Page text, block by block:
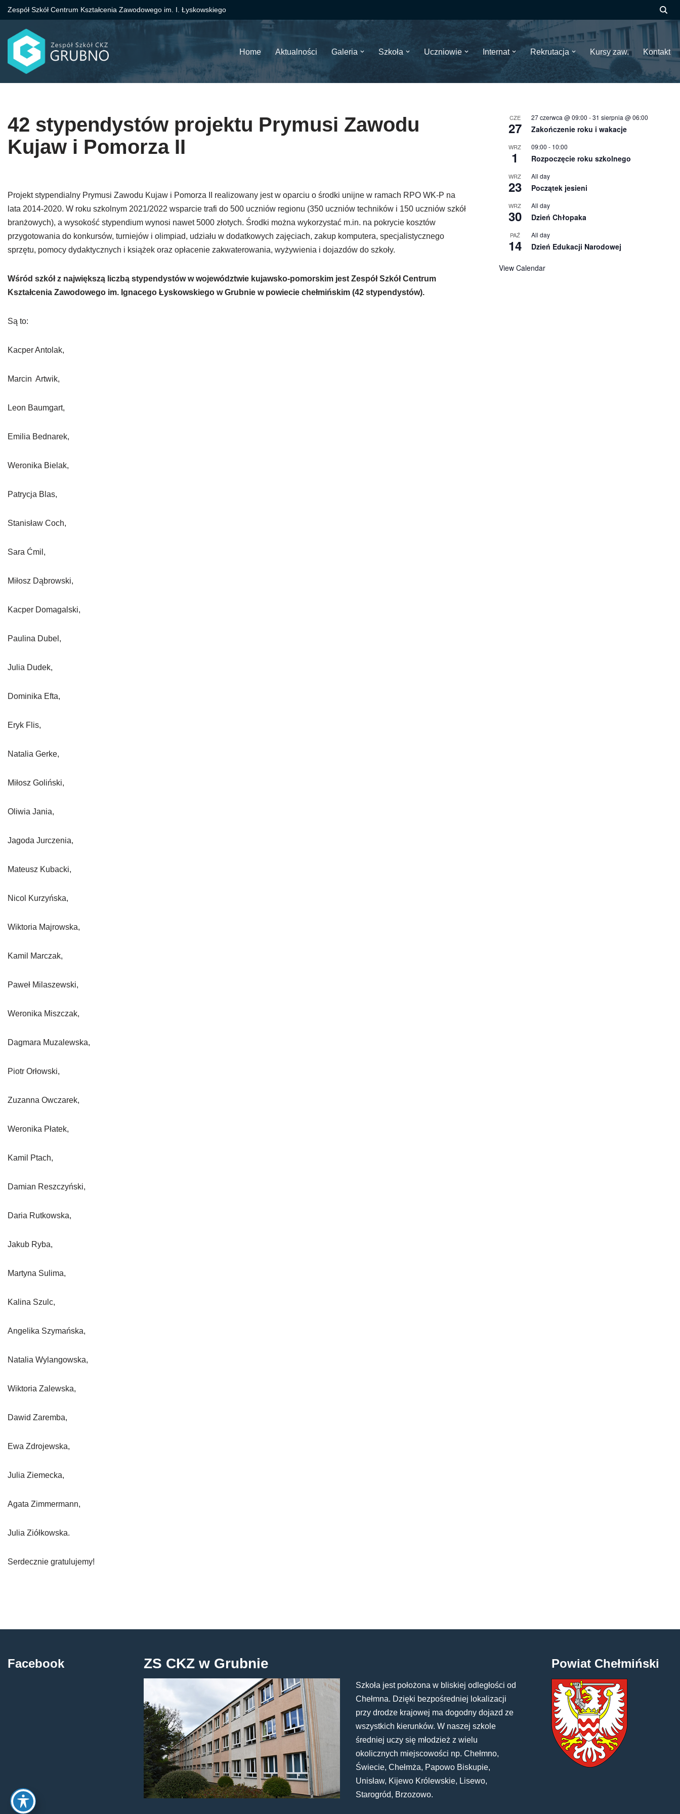
Przejdź
do
treści
Zespół Szkół Centrum Kształcenia Zawodowego im. I. Łyskowskiego
Home Aktualności Galeria Szkoła Uczniowie Internat Rekrutacja Kursy zaw. Kontakt
42 stypendystów projektu Prymusi Zawodu
Kujaw i Pomorza II
Projekt stypendialny Prymusi Zawodu Kujaw i Pomorza II realizowany jest w oparciu o środki unijne w ramach RPO WK-P na
lata 2014-2020. W roku szkolnym 2021/2022 wsparcie trafi do 500 uczniów regionu (350 uczniów techników i 150 uczniów szkół
branżowych), a wysokość stypendium wynosi nawet 5000 złotych. Środki można wykorzystać m.in. na pokrycie kosztów
przygotowania do konkursów, turniejów i olimpiad, udziału w dodatkowych zajęciach, zakup komputera, specjalistycznego
sprzętu, pomocy dydaktycznych i książek oraz opłacenie zakwaterowania, wyżywienia i dojazdów do szkoły.
Wśród szkół z największą liczbą stypendystów w województwie kujawsko-pomorskim jest Zespół Szkół Centrum
Kształcenia Zawodowego im. Ignacego Łyskowskiego w Grubnie w powiecie chełmińskim (42 stypendystów).
Są to:
Kacper Antolak,
Marcin Artwik,
Leon Baumgart,
Emilia Bednarek,
Weronika Bielak,
Patrycja Blas,
Stanisław Coch,
Sara Ćmil,
Miłosz Dąbrowski,
Kacper Domagalski,
Paulina Dubel,
Julia Dudek,
Dominika Efta,
Eryk Flis,
Natalia Gerke,
Miłosz Goliński,
Oliwia Jania,
Jagoda Jurczenia,
Mateusz Kubacki,
Nicol Kurzyńska,
Wiktoria Majrowska,
Kamil Marczak,
Paweł Milaszewski,
Weronika Miszczak,
Dagmara Muzalewska,
Piotr Orłowski,
Zuzanna Owczarek,
Weronika Płatek,
Kamil Ptach,
Damian Reszczyński,
Daria Rutkowska,
Jakub Ryba,
Martyna Sulima,
Kalina Szulc,
Angelika Szymańska,
Natalia Wylangowska,
Wiktoria Zalewska,
Dawid Zaremba,
Ewa Zdrojewska,
Julia Ziemecka,
Agata Zimmermann,
Julia Ziółkowska.
Serdecznie gratulujemy!
CZE
27
27 czerwca @ 09:00 -31 sierpnia @ 06:00
Zakończenie roku i wakacje
WRZ
1
09:00 - 10:00
Rozpoczęcie roku szkolnego
WRZ
23
All day
Początek jesieni
WRZ
30
All day
Dzień Chłopaka
PAŹ
14
All day
Dzień Edukacji Narodowej
View Calendar
Facebook ZS CKZ w Grubnie
Szkoła jest położona w bliskiej odległości od
Chełmna. Dzięki bezpośredniej lokalizacji
przy drodze krajowej ma dogodny dojazd ze
wszystkich kierunków. W naszej szkole
średniej uczy się młodzież z wielu
okolicznych miejscowości np. Chełmno,
Świecie, Chełmża, Papowo Biskupie,
Unisław, Kijewo Królewskie, Lisewo,
Starogród, Brzozowo.
Powiat Chełmiński